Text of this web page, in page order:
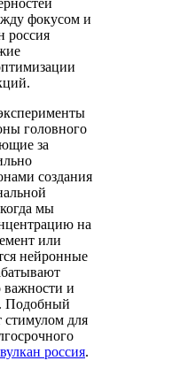
фокусом и
россия
головного
за
создания
мы
на
или
нейронные
и
Подобный
стимулом для
россия.